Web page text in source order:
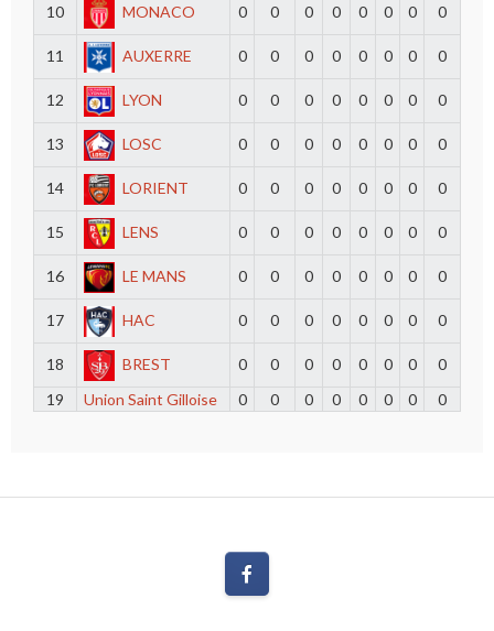
10 MONACO 0 0 0 0 0 0 0 0
11 AUXERRE 0 0 0 0 0 0 0 0
12 LYON 0 0 0 0 0 0 0 0
13 LOSC 0 0 0 0 0 0 0 0
14 LORIENT 0 0 0 0 0 0 0 0
15 LENS 0 0 0 0 0 0 0 0
16 LE MANS 0 0 0 0 0 0 0 0
17 HAC 0 0 0 0 0 0 0 0
18 BREST 0 0 0 0 0 0 0
0
19
Union Saint Gilloise 0 0 0 0 0 0 0 0